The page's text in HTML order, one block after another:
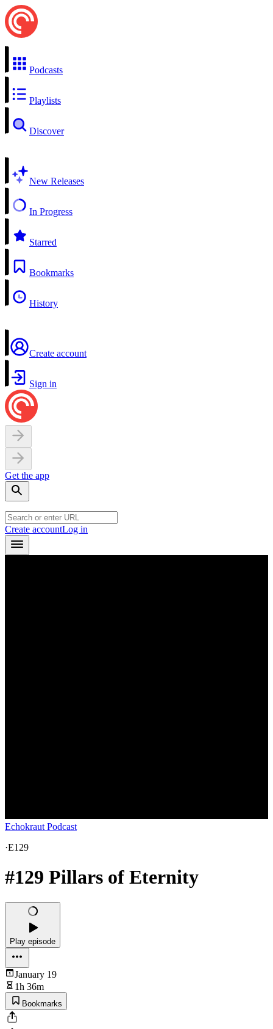
Podcasts
Playlists
Discover
New Releases
In Progress
Starred
Bookmarks
History
Create account
Sign in
Get the app
Create accountLog in
Echokraut Podcast
·E129
#129 Pillars of Eternity
Play episode
January 19
1h 36m
Bookmarks